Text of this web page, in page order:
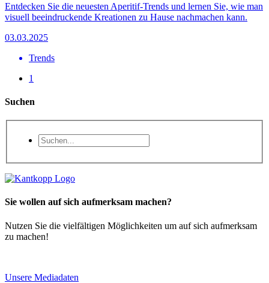
Entdecken Sie die neuesten Aperitif-Trends und lernen Sie, wie man
visuell beeindruckende Kreationen zu Hause nachmachen kann.
03.03.2025
Trends
1
Suchen
Sie wollen auf sich aufmerksam machen?
Nutzen Sie die vielfältigen Möglichkeiten um auf sich aufmerksam
zu machen!
Unsere Mediadaten